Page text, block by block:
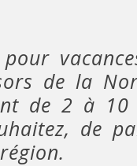
de la
de 2 à 10
de